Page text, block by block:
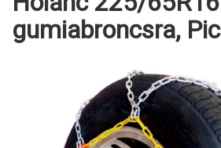
gumiabroncsra,